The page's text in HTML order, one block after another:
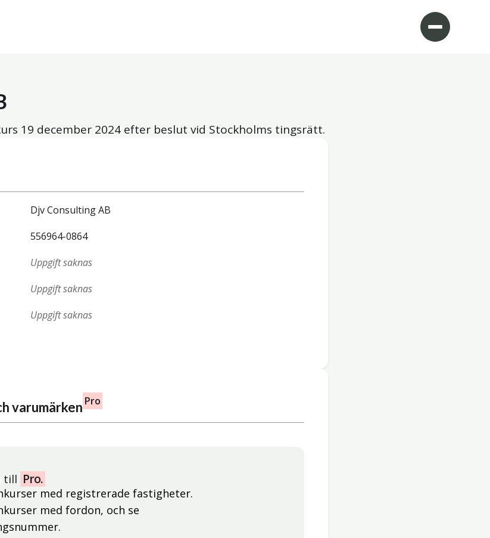
19 december 2024 efter beslut vid Stockholms tingsrätt.
Djv Consulting AB
556964-0864
Uppgift saknas
Uppgift saknas
Uppgift saknas
varumärken Pro
till Pro.
med registrerade fastigheter.
med fordon, och se